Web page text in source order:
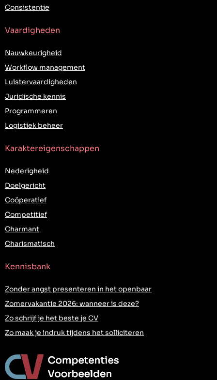
Consistentie
Vaardigheden
Nauwkeurigheid
Workflow management
Luistervaardigheden
Juridische kennis
Programmeren
Logistiek beheer
Karaktereigenschappen
Nederigheid
Doelgericht
Coöperatief
Competitief
Charmant
Charismatisch
Kennisbank
Zonder angst presenteren in het openbaar
Zomervakantie 2026: wanneer is deze?
Zo schrijf je het beste je CV
Zo maak je indruk tijdens het solliciteren